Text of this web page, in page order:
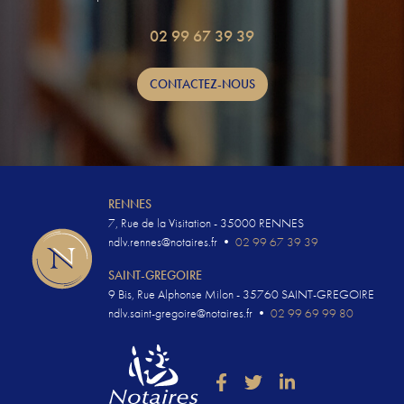
02 99 67 39 39
CONTACTEZ-NOUS
RENNES
7, Rue de la Visitation - 35000 RENNES
ndlv.rennes@notaires.fr• 02 99 67 39 39
SAINT-GREGOIRE
9 Bis, Rue Alphonse Milon - 35760 SAINT-GREGOIRE
ndlv.saint-gregoire@notaires.fr• 02 99 69 99 80